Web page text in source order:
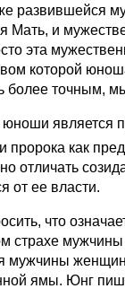
развившейся
Мать, и
эта
которой
более точным,
является
как
отличать
от ее власти.
что
страхе
мужчины
ямы. Юнг